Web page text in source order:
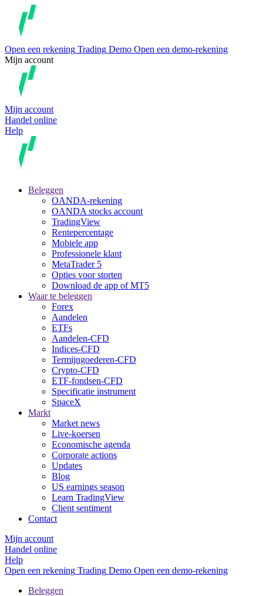
Open een rekening Trading Demo Open een demo-rekening
Mijn account
Mijn account
Handel online
Help
Beleggen
OANDA-rekening
OANDA stocks account
TradingView
Rentepercentage
Mobiele app
Professionele klant
MetaTrader 5
Opties voor storten
Download de app of MT5
Waar te beleggen
Forex
Aandelen
ETFs
Aandelen-CFD
Indices-CFD
Termijngoederen-CFD
Crypto-CFD
ETF-fondsen-CFD
Specificatie instrument
SpaceX
Markt
Market news
Live-koersen
Economische agenda
Corporate actions
Updates
Blog
US earnings season
Learn TradingView
Client sentiment
Contact
Mijn account
Handel online
Help
Open een rekening Trading Demo Open een demo-rekening
Beleggen